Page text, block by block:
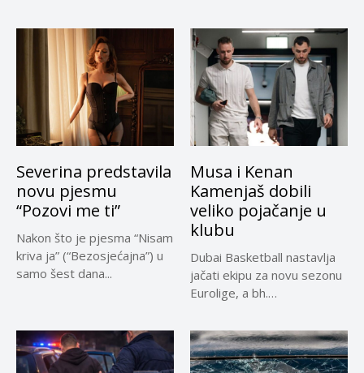
privremeno...
Severina predstavila
novu pjesmu
“Pozovi me ti”
Nakon što je pjesma “Nisam
kriva ja” (“Bezosjećajna”) u
samo šest dana...
Musa i Kenan
Kamenjaš dobili
veliko pojačanje u
klubu
Dubai Basketball nastavlja
jačati ekipu za novu sezonu
Eurolige, a bh.